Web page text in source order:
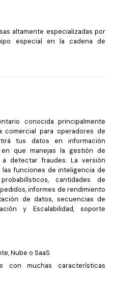
altamente especializadas por
especial en la cadena de
conocida principalmente
para operadores de
tus datos en información
que manejas la gestión de
detectar fraudes. La versión
funciones de inteligencia de
cantidades de
informes de rendimiento
de datos, secuencias de
y Escalabilidad, soporte
Nube o SaaS
con muchas características